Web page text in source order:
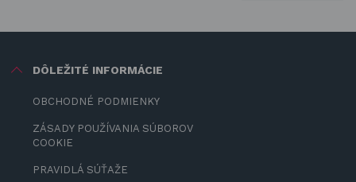
DÔLEŽITÉ INFORMÁCIE
OBCHODNÉ PODMIENKY
ZÁSADY POUŽÍVANIA SÚBOROV
COOKIE
PRAVIDLÁ SÚŤAŽE